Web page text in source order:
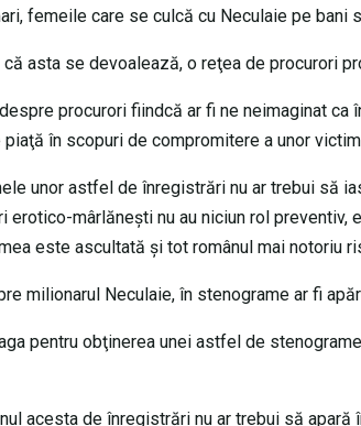
femeile care se culcă cu Neculaie pe
asta se devoalează, o reţea de procurori
procurori fiindcă ar fi ne neimaginat
piaţă în scopuri de compromitere a unor
unor astfel de înregistrări nu ar trebui să
erotico-mârlăneşti nu au niciun rol
este ascultată şi tot românul mai notoriu
milionarul Neculaie, în stenograme ar fi
pentru obţinerea unei astfel de
acesta de înregistrări nu ar trebui să